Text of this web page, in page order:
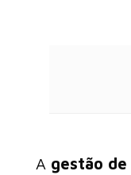
A gestão de